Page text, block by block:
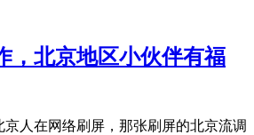
，北京地区小伙伴有福
人在网络刷屏，那张刷屏的北京流调